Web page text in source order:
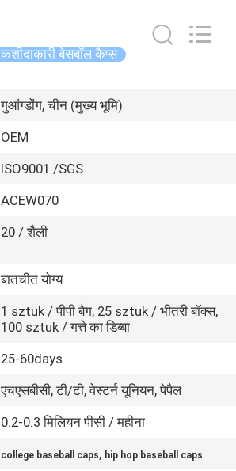
कशीदाकारी बेसबॉल कैप्स
गुआंग्डोंग, चीन (मुख्य भूमि)
OEM
ISO9001 /SGS
ACEW070
20 / शैली
बातचीत योग्य
1 sztuk / पीपी बैग, 25 sztuk / भीतरी बॉक्स,
100 sztuk / गत्ते का डिब्बा
25-60days
एचएसबीसी, टी/टी, वेस्टर्न यूनियन, पेपैल
0.2-0.3 मिलियन पीसी / महीना
college baseball caps, hip hop baseball caps